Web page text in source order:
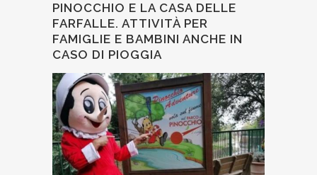
PINOCCHIO E LA CASA DELLE
FARFALLE. ATTIVITÀ PER
FAMIGLIE E BAMBINI ANCHE IN
CASO DI PIOGGIA